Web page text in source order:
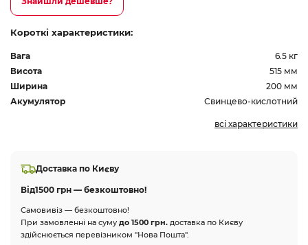
Короткі характеристики:
Вага
6.5 кг
Висота
515 мм
Ширина
200 мм
Акумулятор
Свинцево-кислотний
всі характеристики
Доставка по Києву
Від1500 грн — безкоштовно!
Самовивіз — безкоштовно!
При замовленні на суму до 1500 грн. доставка по Києву
здійснюється перевізником "Нова Пошта".